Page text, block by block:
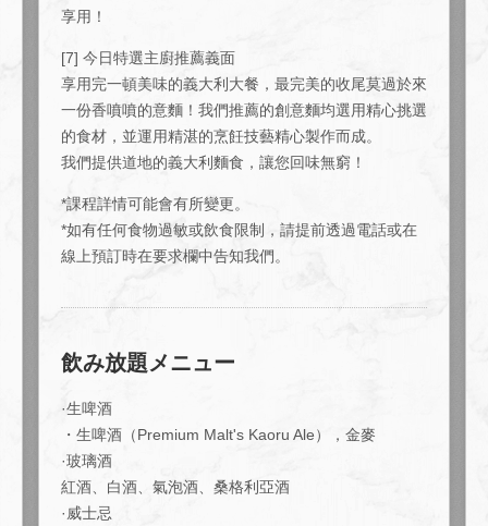
享用！
[7] 今日特選主廚推薦義面
享用完一頓美味的義大利大餐，最完美的收尾莫過於來
一份香噴噴的意麵！我們推薦的創意麵均選用精心挑選
的食材，並運用精湛的烹飪技藝精心製作而成。
我們提供道地的義大利麵食，讓您回味無窮！
*課程詳情可能會有所變更。
*如有任何食物過敏或飲食限制，請提前透過電話或在
線上預訂時在要求欄中告知我們。
飲み放題メニュー
·生啤酒
・生啤酒（Premium Malt's Kaoru Ale），金麥
·玻璃酒
紅酒、白酒、氣泡酒、桑格利亞酒
·威士忌
奢華奢華的 8000 日圓特別美食套餐，包含 3 小時高級暢飲
（生啤酒、清酒等）！ | 肉とワインの隠れ家 209 ichimura
東京都江東区豊洲５-5-1-209